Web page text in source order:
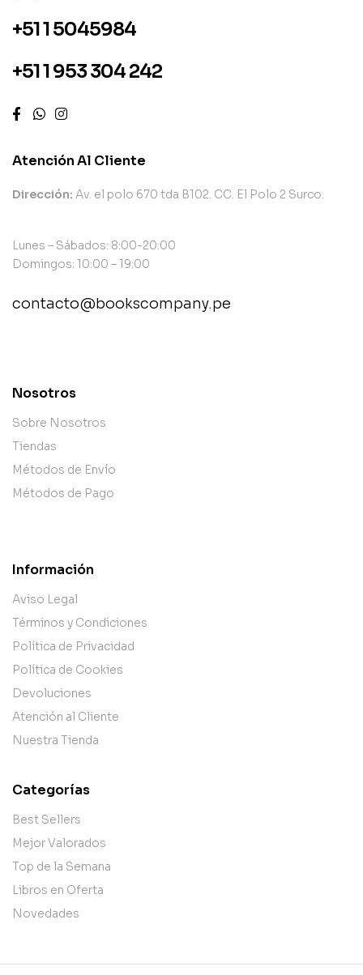
+51 1 5045984
+51 1 953 304 242
Atención Al Cliente
Dirección: Av. el polo 670 tda B102. CC. El Polo 2 Surco.
Lunes – Sábados: 8:00-20:00
Domingos: 10:00 – 19:00
contacto@bookscompany.pe
Nosotros
Sobre Nosotros
Tiendas
Métodos de Envío
Métodos de Pago
Información
Aviso Legal
Términos y Condiciones
Política de Privacidad
Política de Cookies
Devoluciones
Atención al Cliente
Nuestra Tienda
Categorías
Best Sellers
Mejor Valorados
Top de la Semana
Libros en Oferta
Novedades